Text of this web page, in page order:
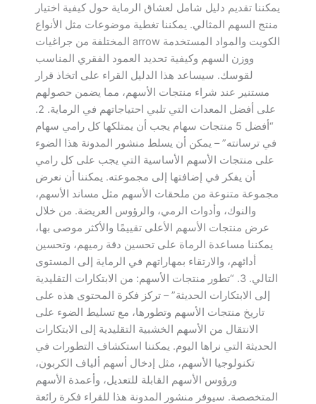
يمكننا تقديم دليل شامل لعشاق الرماية حول كيفية اختيار
منتج السهم المثالي. يمكننا تغطية موضوعات مثل الأنواع
المختلفة من جراغيات arrow الكويت والمواد المستخدمة
ووزن السهم وكيفية تحديد العمود الفقري المناسب
لقوسك. سيساعد هذا الدليل القراء على اتخاذ قرار
مستنير عند شراء منتجات الأسهم، مما يضمن حصولهم
على أفضل المعدات التي تلبي احتياجاتهم في الرماية. 2.
“أفضل 5 منتجات سهام يجب أن يمتلكها كل رامي سهام
في ترسانته” – يمكن أن يسلط منشور المدونة هذا الضوء
على منتجات الأسهم الأساسية التي يجب على كل رامي
أن يفكر في إضافتها إلى مجموعته. يمكننا أن نعرض
مجموعة متنوعة من ملحقات الأسهم مثل مساند الأسهم،
والنوك، وأدوات الرمي، والرؤوس العريضة. من خلال
عرض منتجات الأسهم الأعلى تقييمًا والأكثر موصى بها،
يمكننا مساعدة الرماة على تحسين دقة رميهم، وتحسين
أدائهم، والارتقاء بمهاراتهم في الرماية إلى المستوى
التالي. 3. “تطور منتجات الأسهم: من الابتكارات التقليدية
إلى الابتكارات الحديثة” – تركز فكرة المحتوى هذه على
تاريخ منتجات الأسهم وتطورها، مع تسليط الضوء على
الانتقال من الأسهم الخشبية التقليدية إلى الابتكارات
الحديثة التي نراها اليوم. يمكننا استكشاف التطورات في
تكنولوجيا الأسهم، مثل إدخال أسهم ألياف الكربون،
ورؤوس الأسهم القابلة للتعديل، وأعمدة الأسهم
المتخصصة. سيوفر منشور المدونة هذا للقراء فكرة رائعة